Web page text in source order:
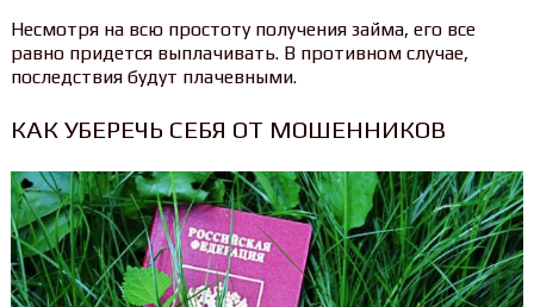
Несмотря на всю простоту получения займа, его все
равно придется выплачивать. В противном случае,
последствия будут плачевными.
КАК УБЕРЕЧЬ СЕБЯ ОТ МОШЕННИКОВ